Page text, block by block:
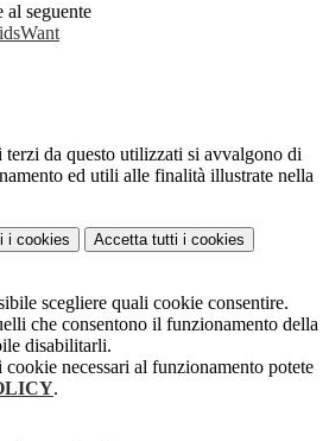
seguente
da questo utilizzati si avvalgono di
ed utili alle finalità illustrate nella
i cookies Accetta tutti i cookies
scegliere quali cookie consentire.
che consentono il funzionamento della
disabilitarli.
necessari al funzionamento potete
.